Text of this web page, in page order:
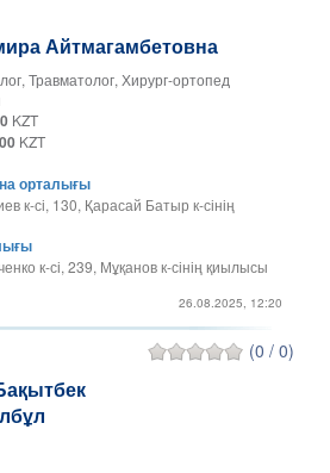
Айтмагамбетовна
Травматолог, Хирург-ортопед
KZT
KZT
орталығы
к-сі, 130, Қарасай Батыр к-сінің
к-сі, 239, Мұқанов к-сінің қиылысы
26.08.2025, 12:20
(0 / 0)